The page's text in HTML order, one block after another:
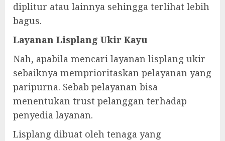
diplitur atau lainnya sehingga terlihat lebih
bagus.
Layanan Lisplang Ukir Kayu
Nah, apabila mencari layanan lisplang ukir
sebaiknya memprioritaskan pelayanan yang
paripurna. Sebab pelayanan bisa
menentukan trust pelanggan terhadap
penyedia layanan.
Lisplang dibuat oleh tenaga yang